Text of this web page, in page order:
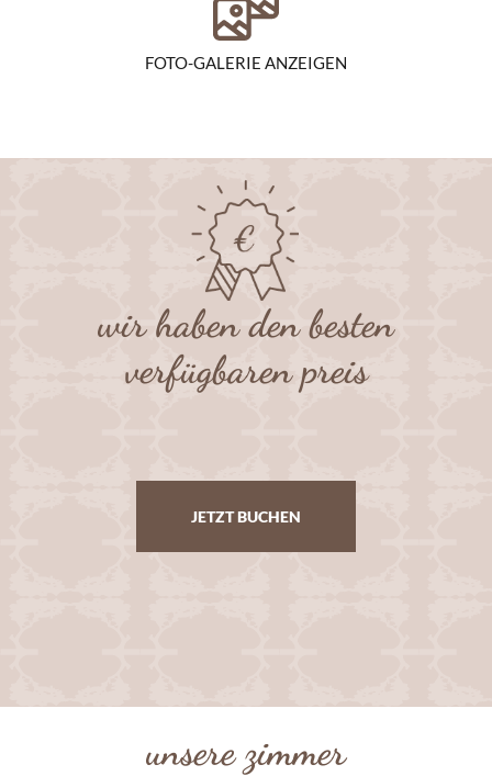
FOTO-GALERIE ANZEIGEN
wir haben den besten
verfügbaren preis
JETZT BUCHEN
unsere zimmer